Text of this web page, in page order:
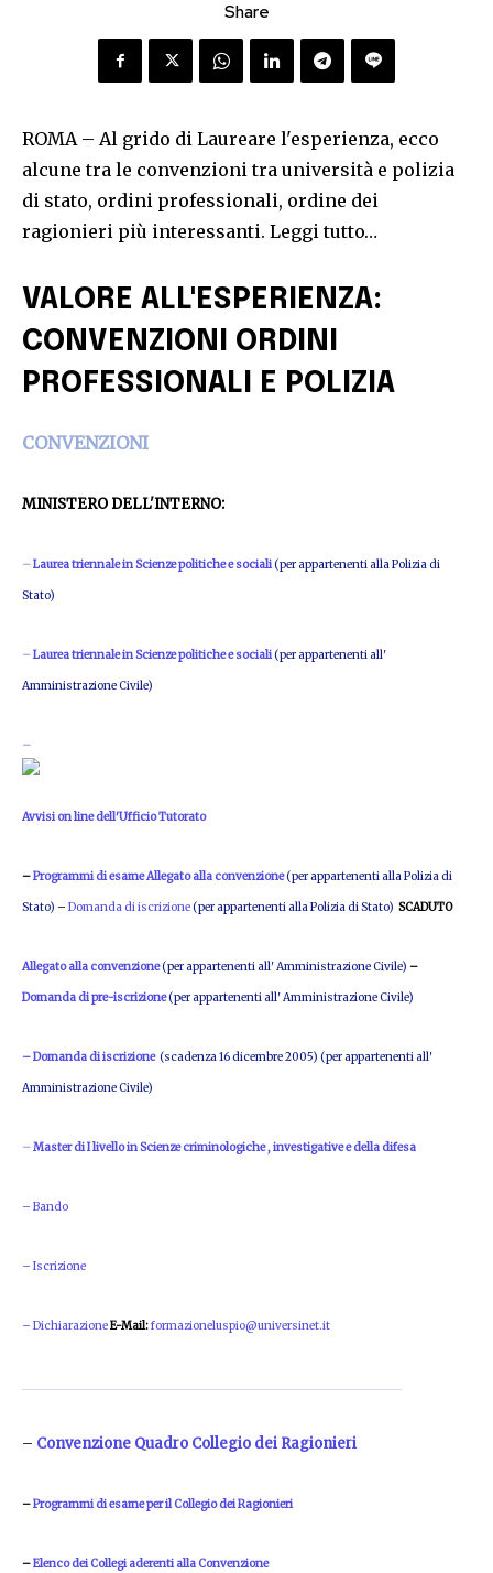
Share
ROMA – Al grido di Laureare l'esperienza, ecco
alcune tra le convenzioni tra università e polizia
di stato, ordini professionali, ordine dei
ragionieri più interessanti. Leggi tutto…
VALORE ALL'ESPERIENZA:
CONVENZIONI ORDINI
PROFESSIONALI E POLIZIA
CONVENZIONI
MINISTERO DELL'INTERNO:
–Laurea triennale in Scienze politiche e sociali(per appartenenti alla Polizia di
Stato)
–Laurea triennale in Scienze politiche e sociali(per appartenenti all'
Amministrazione Civile)
–
Avvisi on line dell'Ufficio Tutorato
–Programmi di esameAllegato alla convenzione(per appartenenti alla Polizia di
Stato) – Domanda di iscrizione(per appartenenti alla Polizia di Stato) SCADUTO
Allegato alla convenzione(per appartenenti all' Amministrazione Civile) –
Domanda di pre-iscrizione(per appartenenti all' Amministrazione Civile)
– Domanda di iscrizione (scadenza 16 dicembre 2005) (per appartenenti all'
Amministrazione Civile)
–Master di I livello in Scienze criminologiche , investigative e della difesa
– Bando
– Iscrizione
– DichiarazioneE-Mail:formazioneluspio@universinet.it
– Convenzione Quadro Collegio dei Ragionieri
–Programmi di esame per il Collegio dei Ragionieri
–Elenco dei Collegi aderenti alla Convenzione